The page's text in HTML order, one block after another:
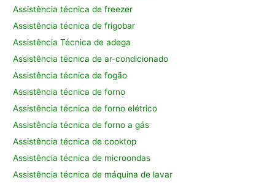
Assistência técnica de freezer
Assistência técnica de frigobar
Assistência Técnica de adega
Assistência técnica de ar-condicionado
Assistência técnica de fogão
Assistência técnica de forno
Assistência técnica de forno elétrico
Assistência técnica de forno a gás
Assistência técnica de cooktop
Assistência técnica de microondas
Assistência técnica de máquina de lavar